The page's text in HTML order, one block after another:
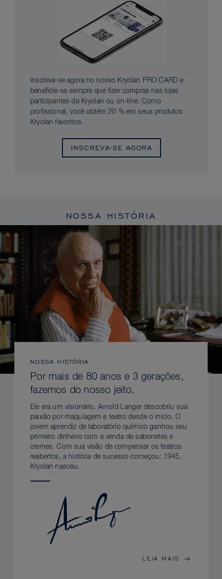
Inscreva-se agora no nosso Kryolan PRO CARD e
beneficie-se sempre que fizer compras nas lojas
participantes da Kryolan ou on-line. Como
profissional, você obtém 20 % em seus produtos
Kryolan favoritos.
INSCREVA-SE AGORA
NOSSA HISTÓRIA
NOSSA HISTÓRIA
Por mais de 80 anos e 3 gerações,
fazemos do nosso jeito.
Ele era um visionário. Arnold Langer descobriu sua
paixão por maquiagem e teatro desde o início. O
jovem aprendiz de laboratório químico ganhou seu
primeiro dinheiro com a venda de sabonetes e
cremes. Com sua visão de compensar os teatros
reabertos, a história de sucesso começou: 1945,
Kryolan nasceu.
LEIA MAIS